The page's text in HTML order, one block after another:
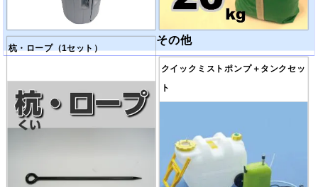
杭・ロープ（1セット）
その他
クイックミスト ポンプ＋タンクセッ
ト